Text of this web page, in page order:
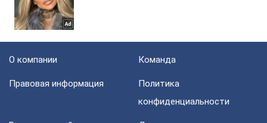
О компании Команда
Правовая информация
Политика
конфиденциальности